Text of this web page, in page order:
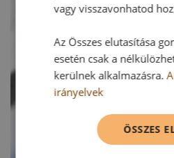
vagy visszavonhatod
Az Összes elutasítása
esetén csak a
kerülnek alkalmazásra.
irányelvek
ÖSSZES